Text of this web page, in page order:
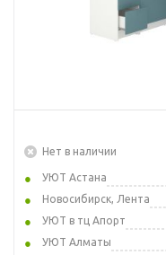
Нет в наличии
УЮТ Астана
Новосибирск, Лента
УЮТ в тц Апорт
УЮТ Алматы